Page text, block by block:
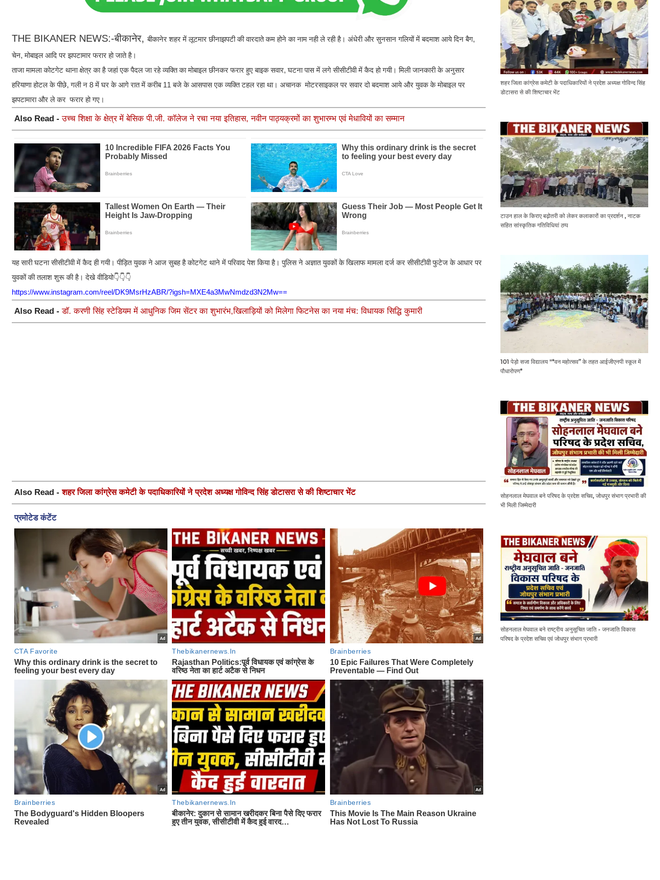
THE BIKANER NEWS:-बीकानेर,बीकानेर शहर में लूटमार छीनाझपटी की वारदाते कम होने का नाम नही ले रही है। अंधेरी और सुनसान गलियों में बदमाश आये दिन बैग,
चेन, मोबाइल आदि पर झपटामार फरार हो जाते है।
ताजा मामला कोटगेट थाना क्षेत्र का है जहां एक पैदल जा रहे व्यक्ति का मोबाइल छीनकर फरार हुए बाइक सवार, घटना पास में लगे सीसीटीवी में कैद हो गयी। मिली जानकारी के अनुसार
हरियाणा होटल के पीछे, गली न 8 में घर के आगे रात में करीब 11 बजे के आसपास एक व्यक्ति टहल रहा था। अचानक मोटरसाइकल पर सवार दो बदमाश आये और युवक के मोबाइल पर
झपटामारा और ले कर फरार हो गए।
Also Read -उच्च शिक्षा के क्षेत्र में बेसिक पी.जी. कॉलेज ने रचा नया इतिहास, नवीन पाठ्यक्रमों का शुभारम्भ एवं मेधावियों का सम्मान
यह सारी घटना सीसीटीवी में कैद ही गयी। पीड़ित युवक ने आज सुबह है कोटगेट थाने में परिवाद पेश किया है। पुलिस ने अज्ञात युवकों के खिलाफ मामला दर्ज कर सीसीटीवी फुटेज के आधार पर
युवकों की तलाश शुरू की है। देखे वीडियो👇👇👇
https://www.instagram.com/reel/DK9MsrHzABR/?igsh=MXE4a3MwNmdzd3N2Mw==
Also Read -डॉ. करणी सिंह स्टेडियम में आधुनिक जिम सेंटर का शुभारंभ,खिलाड़ियों को मिलेगा फिटनेस का नया मंच: विधायक सिद्धि कुमारी
Also Read -शहर जिला कांग्रेस कमेटी के पदाधिकारियों ने प्रदेश अध्यक्ष गोविन्द सिंह डोटासरा से की शिष्टाचार भेंट
शहर जिला कांग्रेस कमेटी के पदाधिकारियों ने प्रदेश अध्यक्ष गोविन्द सिंह
डोटासरा से की शिष्टाचार भेंट
टाउन हाल के किराए बढ़ोतरी को लेकर कलाकारों का प्रदर्शन , नाटक
सहित सांस्कृतिक गतिविधियां ठप्प
101 पेड़ो सजा विद्यालय "*वन महोत्सव” के तहत आईजीएनपी स्कूल में
पौधारोपण*
सोहनलाल मेघवाल बने परिषद के प्रदेश सचिव, जोधपुर संभाग प्रभारी की
भी मिली जिम्मेदारी
सोहनलाल मेघवाल बने राष्ट्रीय अनुसूचित जाति - जनजाति विकास
परिषद के प्रदेश सचिव एवं जोधपुर संभाग प्रभारी